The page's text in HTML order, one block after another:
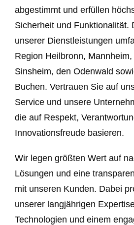
abgestimmt und erfüllen
Sicherheit und Funktionalität.
unserer Dienstleistungen
Region Heilbronn, Mannheim,
Sinsheim, den Odenwald
Buchen. Vertrauen Sie auf
Service und unsere
die auf Respekt,
Innovationsfreude basieren.
Wir legen größten Wert auf
Lösungen und eine
mit unseren Kunden. Dabei
unserer langjährigen
Technologien und einem